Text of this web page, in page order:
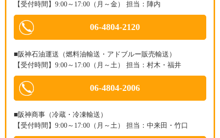
【受付時間】9:00～17:00（月～金） 担当：陣内
06-4804-2120
■阪神石油運送（燃料油輸送・アドブルー販売輸送）
【受付時間】9:00～17:00（月～土） 担当：村木・福井
06-4804-2006
■阪神商事（冷蔵・冷凍輸送）
【受付時間】9:00～17:00（月～土） 担当：中来田・竹口